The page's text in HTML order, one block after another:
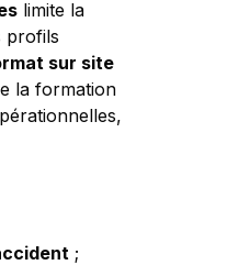
limite la
profils
sur site
la formation
;